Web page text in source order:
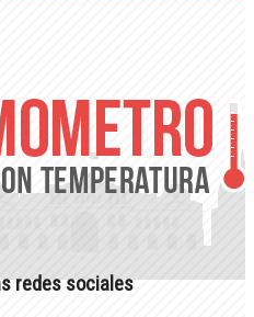
redes sociales